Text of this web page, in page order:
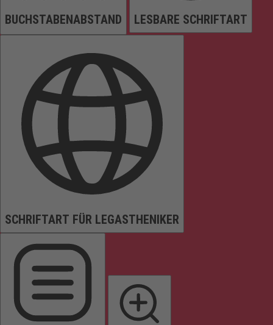
BUCHSTABENABSTAND LESBARE SCHRIFTART
SCHRIFTART FÜR LEGASTHENIKER